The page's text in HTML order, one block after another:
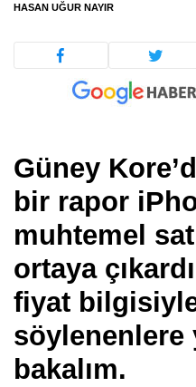
HASAN UĞUR NAYIR
Güney
bir rapor
muhtemel
ortaya
fiyat
söylenenlere
bakalım.